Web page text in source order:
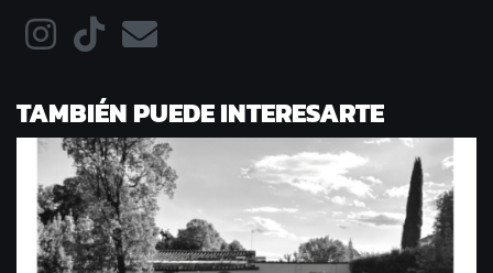
TAMBIÉN PUEDE INTERESARTE